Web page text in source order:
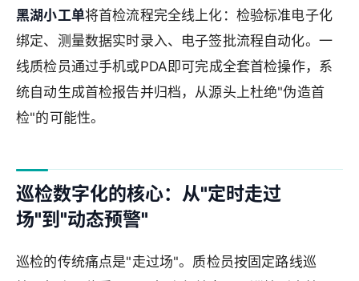
黑湖小工单将首检流程完全线上化：检验标准电子化
绑定、测量数据实时录入、电子签批流程自动化。一
线质检员通过手机或PDA即可完成全套首检操作，系
统自动生成首检报告并归档，从源头上杜绝"伪造首
检"的可能性。
巡检数字化的核心：从"定时走过
场"到"动态预警"
巡检的传统痛点是"走过场"。质检员按固定路线巡